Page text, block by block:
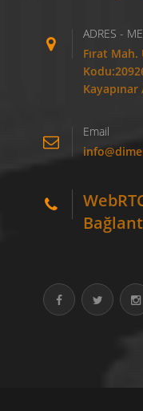
ADRES -
Fırat
Kayapınar
Email